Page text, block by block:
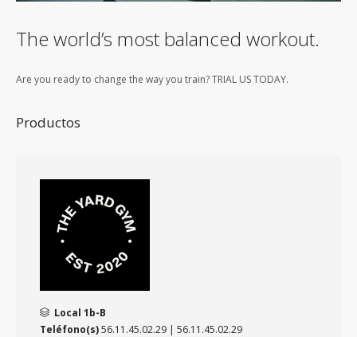
The world’s most balanced workout.
Are you ready to change the way you train? TRIAL US TODAY.
Productos
Local 1b-B
Teléfono(s)56.11.45.02.29 | 56.11.45.02.29